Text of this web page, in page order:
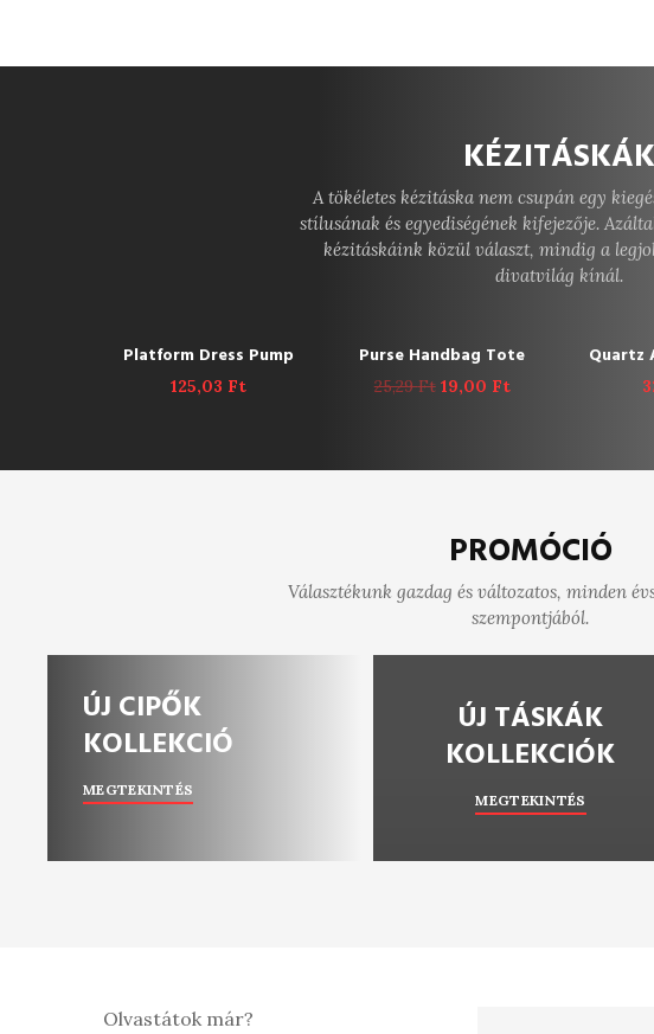
KÉZITÁSKÁK
A tökéletes kézitáska nem csupán egy
stílusának és egyediségének kifejezője.
kézitáskáink közül választ, mindig a
divatvilág kínál.
NEW
ADD TO CART
Platform Dress Pump
125,03 Ft
-25%
ADD TO CART
Purse Handbag Tote
25,29Ft 19,00 Ft
Quartz
PROMÓCIÓ
Választékunk gazdag és változatos, minden
szempontjából.
ÚJ CIPŐK
KOLLEKCIÓ
MEGTEKINTÉS
ÚJ TÁSKÁK
KOLLEKCIÓK
MEGTEKINTÉS
Olvastátok már?